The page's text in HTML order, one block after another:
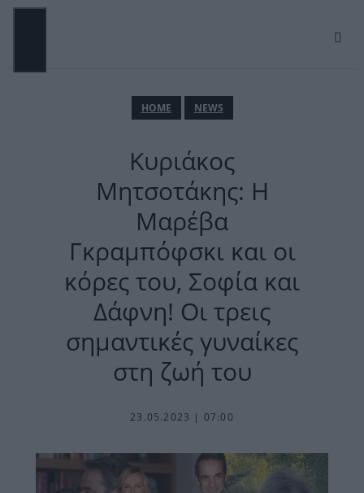
Μετάβαση
ΗΟΜΕ NEWS
Κυριάκος
Μητσοτάκης: Η
Μαρέβα
Γκραμπόφσκι και οι
κόρες του, Σοφία και
Δάφνη! Οι τρεις
σημαντικές γυναίκες
στη ζωή του
23.05.2023 | 07:00